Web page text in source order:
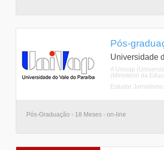
Pós-
Universidade
A Univap
(Ministério da
Estudar
Pós-Graduação - 18 Meses - on-line